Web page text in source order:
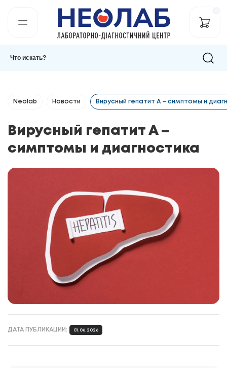
Neolab Новости Вирусный гепатит А – симптомы и
Вирусный гепатит А –
симптомы и диагностика
ДАТА ПУБЛИКАЦИИ: 01.06.2026